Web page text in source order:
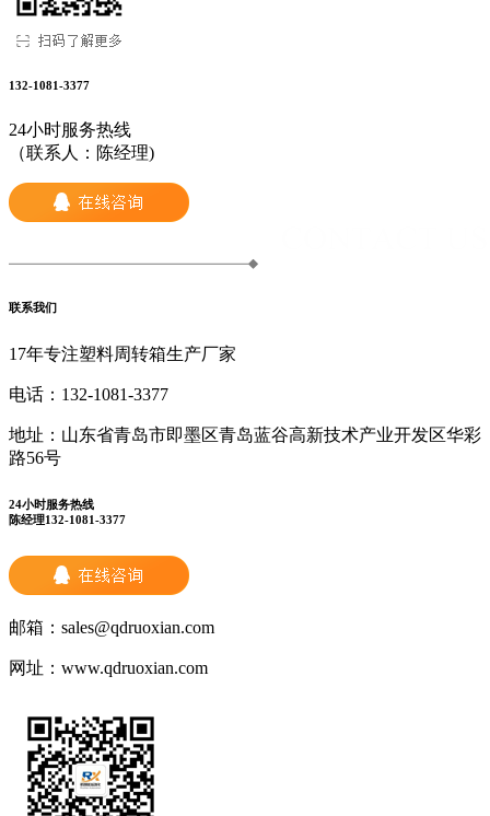
132-1081-3377
24小时服务热线
（联系人：陈经理)
联系我们
17年专注塑料周转箱生产厂家
电话： 132-1081-3377
地址： 山东省青岛市即墨区青岛蓝谷高新技术产业开发区华彩
路56号
24小时服务热线
陈经理132-1081-3377
邮箱： sales@qdruoxian.com
网址： www.qdruoxian.com